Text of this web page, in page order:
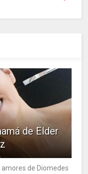
de Elder
amores de Diomedes